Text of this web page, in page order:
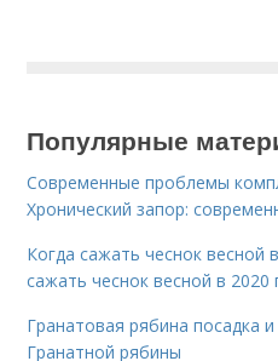
Популярные
Современные проблемы
Хронический запор:
Когда сажать чеснок весной
сажать чеснок весной в 2020
Гранатовая рябина посадка
Гранатной рябины